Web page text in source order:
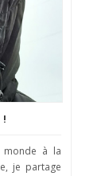
!
à la
je partage